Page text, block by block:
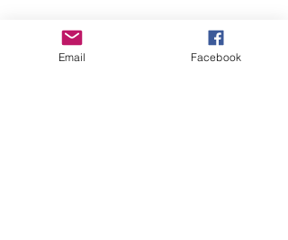
ERANUS Alapítvány
Email Facebook